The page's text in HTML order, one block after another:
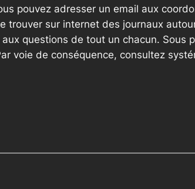
pouvez adresser un email aux
trouver sur internet des journaux
questions de tout un chacun. Sous
voie de conséquence, consultez